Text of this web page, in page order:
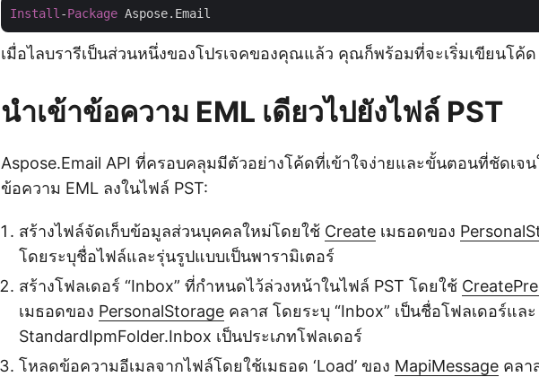
Install -Package
เมื่อไลบรารีเป็นส่วนหนึ่งของโปรเจคของคุณแล้ว คุณก็พร้อมที่จะเริ่มเขียนโค้ด
นำเข้าข้อความ EML เดียวไปยังไฟล์ PST
Aspose.Email API ที่ครอบคลุมมีตัวอย่างโค้ดที่เข้าใจง่ายและขั้นตอนที่ชัดเจน
ข้อความ EML ลงในไฟล์ PST:
สร้างไฟล์จัดเก็บข้อมูลส่วนบุคคลใหม่โดยใช้ Create เมธอดของ
โดยระบุชื่อไฟล์และรุ่นรูปแบบเป็นพารามิเตอร์
สร้างโฟลเดอร์ “Inbox” ที่กำหนดไว้ล่วงหน้าในไฟล์ PST โดยใช้
เมธอดของ PersonalStorage คลาส โดยระบุ “Inbox” เป็นชื่อโฟลเดอร์และ
StandardIpmFolder.Inbox เป็นประเภทโฟลเดอร์
โหลดข้อความอีเมลจากไฟล์โดยใช้เมธอด ‘Load’ ของ MapiMessage คลา